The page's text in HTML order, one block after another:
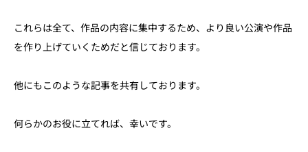
これらは全て、作品の内容に集中するため、より良い公演や作品
を作り上げていくためだと信じております。
他にもこのような記事を共有しております。
何らかのお役に立てれば、幸いです。